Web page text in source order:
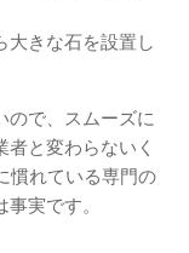
大きな石を設置し
ので、スムーズに
と変わらないく
慣れている専門の
実です。